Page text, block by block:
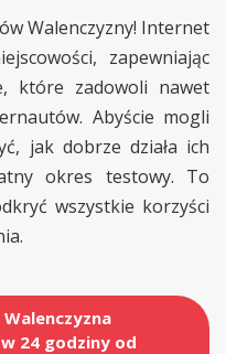
Walenczyzny! Internet
zapewniając
które zadowoli nawet
Abyście mogli
jak dobrze działa ich
okres testowy. To
wszystkie korzyści
Walenczyzna
24 godziny od